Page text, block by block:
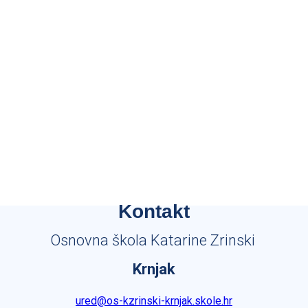
Kontakt
Osnovna škola Katarine Zrinski
Krnjak
ured@os-kzrinski-krnjak.skole.hr